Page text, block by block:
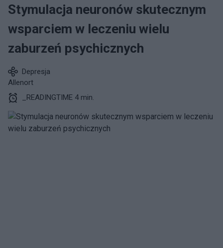
Stymulacja neuronów skutecznym
wsparciem w leczeniu wielu
zaburzeń psychicznych
Depresja
Allenort
_READINGTIME 4 min.